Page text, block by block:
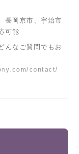
長岡京市、宇治市
可能
んなご質問でもお
contact/